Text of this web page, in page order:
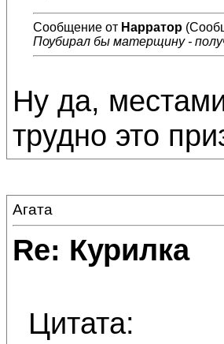
Сообщение от Нарратор
Поубирал бы матерщину -
Ну да,
трудно это
Агата
Re: Курилка
Цитата: